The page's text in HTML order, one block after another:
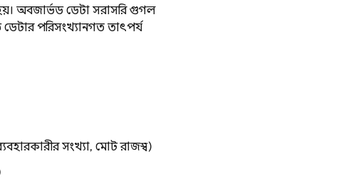
অবজার্ভড ডেটা সরাসরি গুগল
পরিসংখ্যানগত তাৎপর্য
সংখ্যা, মোট রাজস্ব)